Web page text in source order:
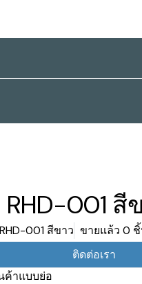
001 สี
001 สีขาว ขายแล้ว 0
ติดต่อเรา
ค้าแบบย่อ